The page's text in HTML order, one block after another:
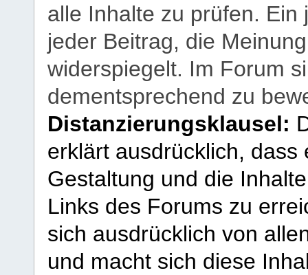
alle Inhalte zu prüfen.
jeder Beitrag, die
widerspiegelt. Im Forum
dementsprechend zu
Distanzierungsklausel:
erklärt ausdrücklich,
Gestaltung und die
Links des Forums zu
sich ausdrücklich von
und macht sich diese